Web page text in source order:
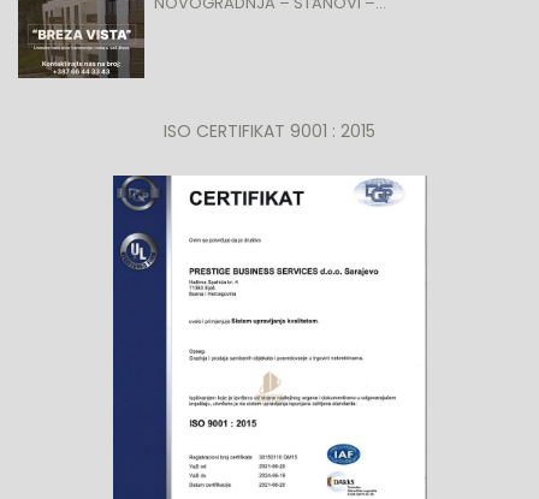
ISO CERTIFIKAT 9001 : 2015